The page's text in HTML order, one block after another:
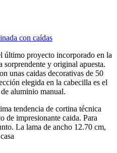
con caídas
último proyecto incorporado en la
sorprendente y original apuesta.
unas caidas decorativas de 50
elegida en la cabecilla es el
aluminio manual.
tendencia de cortina técnica
de impresionante caida. Para
La lama de ancho 12.70 cm,